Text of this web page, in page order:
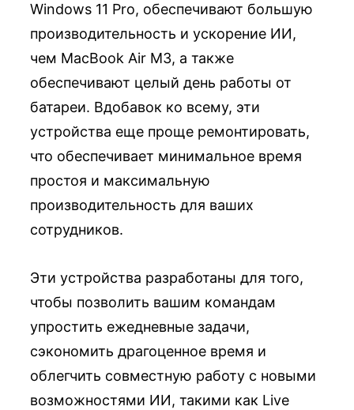
Windows 11 Pro, обеспечивают большую
производительность и ускорение ИИ,
чем MacBook Air M3, а также
обеспечивают целый день работы от
батареи. Вдобавок ко всему, эти
устройства еще проще ремонтировать,
что обеспечивает минимальное время
простоя и максимальную
производительность для ваших
сотрудников.
Эти устройства разработаны для того,
чтобы позволить вашим командам
упростить ежедневные задачи,
сэкономить драгоценное время и
облегчить совместную работу с новыми
возможностями ИИ, такими как Live